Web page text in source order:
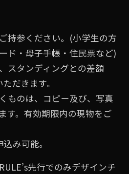
持参ください。(小学生の方
ド・母子手帳・住民票など)
スタンディングとの差額
だきます。
ものは、コピー及び、写真
す。有効期限内の現物をご
み可能。
先行でのみデザインチ